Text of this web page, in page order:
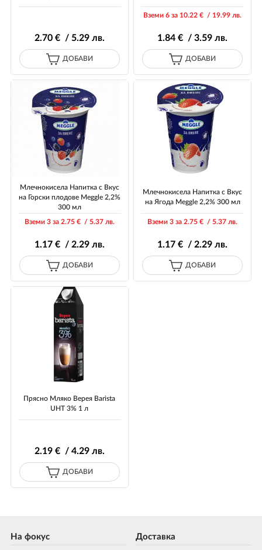
2.70€ / 5.29лв.
ДОБАВИ
Вземи 6 за 10.22 € / 19.99 лв.
1.84 € / 3.59 лв.
ДОБАВИ
Млечнокисела Напитка с Вкус
на Горски плодове Meggle 2,2%
300 мл
Вземи 3 за 2.75€ / 5.37лв.
1.17€ / 2.29лв.
ДОБАВИ
Млечнокисела Напитка с Вкус
на Ягода Meggle 2,2% 300 мл
Вземи 3 за 2.75 € / 5.37 лв.
1.17 € / 2.29 лв.
ДОБАВИ
Прясно Мляко Верея Barista
UHT 3% 1 л
2.19€ / 4.29лв.
ДОБАВИ
На фокус Доставка